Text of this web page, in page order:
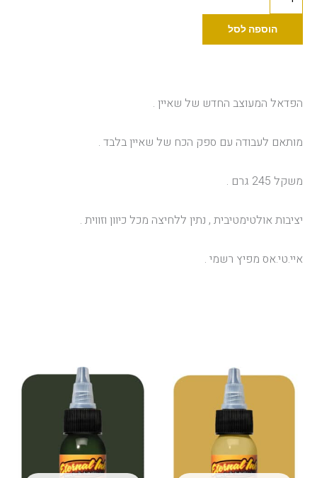
Cheyenee
Hawk
הוספה לסל
הפדאל המעוצב החדש של שאיין .
מותאם לעבודה עם ספק הכח של שאיין בלבד .
משקל 245 גרם .
יציבות אולטימטיבית , נתין ללחיצה מכל כיוון וזווית .
איי.טי.אס מפיץ רשמי .